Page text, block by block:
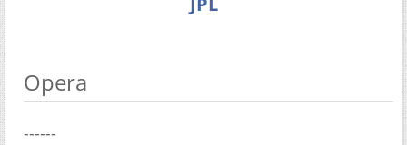
Opera
------